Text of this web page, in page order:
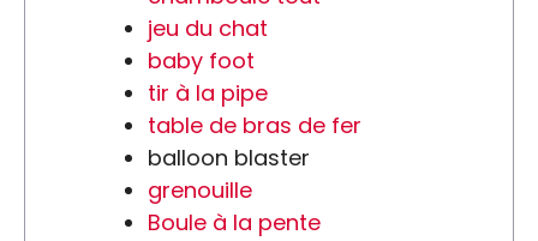
jeu du chat
baby foot
tir à la pipe
table de bras de fer
balloon blaster
grenouille
Boule à la pente